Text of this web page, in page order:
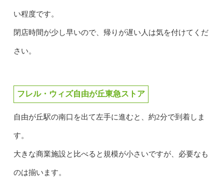
い程度です。
閉店時間が少し早いので、帰りが遅い人は気を付けてくだ
さい。
フレル・ウィズ自由が丘東急ストア
自由が丘駅の南口を出て左手に進むと、約2分で到着しま
す。
大きな商業施設と比べると規模が小さいですが、必要なも
のは揃います。